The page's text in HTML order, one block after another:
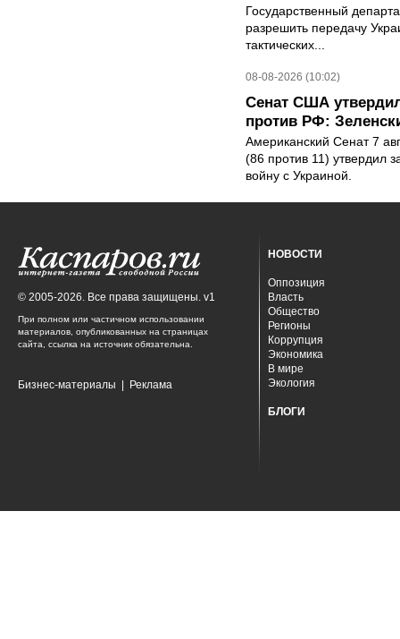
Государственный
разрешить передачу
тактических...
08-08-2026 (10:02)
Сенат США
против РФ:
Американский Сенат 7
(86 против 11) утвердил
войну с Украиной.
© 2005-2026. Все права защищены. v1
При полном или частичном использовании
материалов, опубликованных на страницах
сайта, ссылка на источник обязательна.
Бизнес-материалы Реклама
НОВОСТИ
Оппозиция
Власть
Общество
Регионы
Коррупция
Экономика
В мире
Экология
БЛОГИ